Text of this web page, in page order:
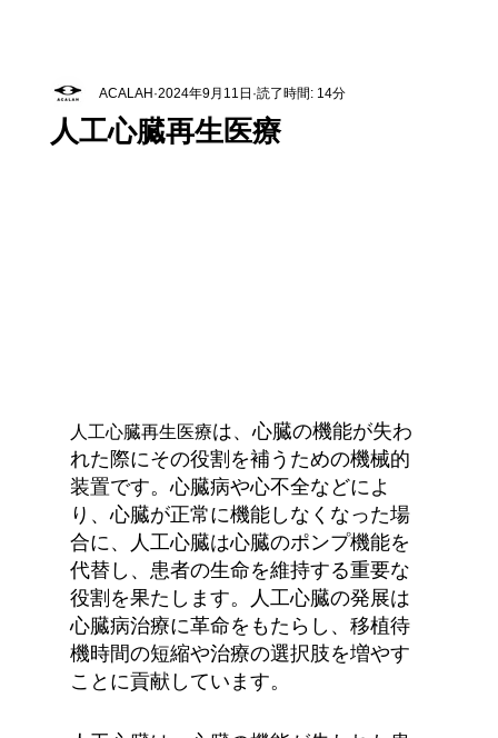
人工心臓再生医療
ACALAH 2024年9月11日 読了時間: 14分
人工心臓再生医療は、心臓の機能が失わ
れた際にその役割を補うための機械的
装置です。心臓病や心不全などによ
り、心臓が正常に機能しなくなった場
合に、人工心臓は心臓のポンプ機能を
代替し、患者の生命を維持する重要な
役割を果たします。人工心臓の発展は
心臓病治療に革命をもたらし、移植待
機時間の短縮や治療の選択肢を増やす
ことに貢献しています。